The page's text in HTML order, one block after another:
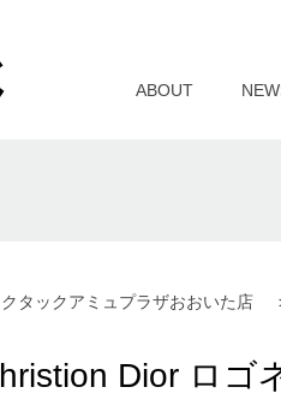
ABOUT
タックアミュプラザおおいた店
Dior ロ